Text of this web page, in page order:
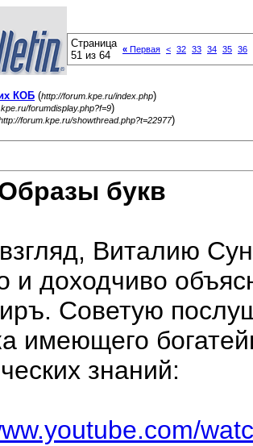
Страница
51 из 64
« Первая < 32 33 34 35 36
КОБ (http://forum.kpe.ru/index.php)
forumdisplay.php?f=9)
forum.kpe.ru/showthread.php?t=22977)
букв
Виталию
и доходчиво
Советую
имеющего
знаний: